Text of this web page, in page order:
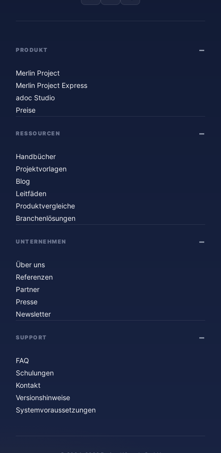
PRODUKT
Merlin Project
Merlin Project Express
adoc Studio
Preise
RESSOURCEN
Handbücher
Projektvorlagen
Blog
Leitfäden
Produktvergleiche
Branchenlösungen
UNTERNEHMEN
Über uns
Referenzen
Partner
Presse
Newsletter
SUPPORT
FAQ
Schulungen
Kontakt
Versionshinweise
Systemvoraussetzungen